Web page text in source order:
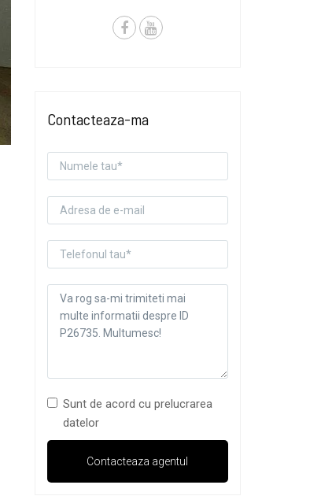
Contacteaza-ma
Sunt de acord cu prelucrarea
datelor